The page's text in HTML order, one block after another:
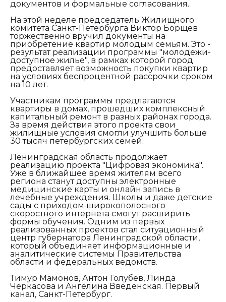
документов и формальные согласования.
На этой неделе председатель Жилищного
комитета Санкт-Петербурга Виктор Борщев
торжественно вручил документы на
приобретение квартир молодым семьям. Это -
результат реализации программы "молодежи-
доступное жилье", в рамках которой город
предоставляет возможность покупки квартир
на условиях беспроцентной рассрочки сроком
на 10 лет.
Участникам программы предлагаются
квартиры в домах, прошедших комплексный
капитальный ремонт в разных районах города.
За время действия этого проекта свои
жилищные условия смогли улучшить больше
30 тысяч петербургских семей.
Ленинградская область продолжает
реализацию проекта "Цифровая экономика".
Уже в ближайшее время жителям всего
региона станут доступны электронные
медицинские карты и онлайн запись в
лечебные учреждения. Школы и даже детские
сады с приходом широкополосного
скоростного интернета смогут расширить
формы обучения. Одним из первых
реализованных проектов стал ситуационный
центр губернатора Ленинградской области,
который объединяет информационные и
аналитические системы Правительства
области и федеральных ведомств.
Тимур Мамонов, Антон Голубев, Линда
Черкасова и Ангелина Введенская. Первый
канал, Санкт-Петербург.